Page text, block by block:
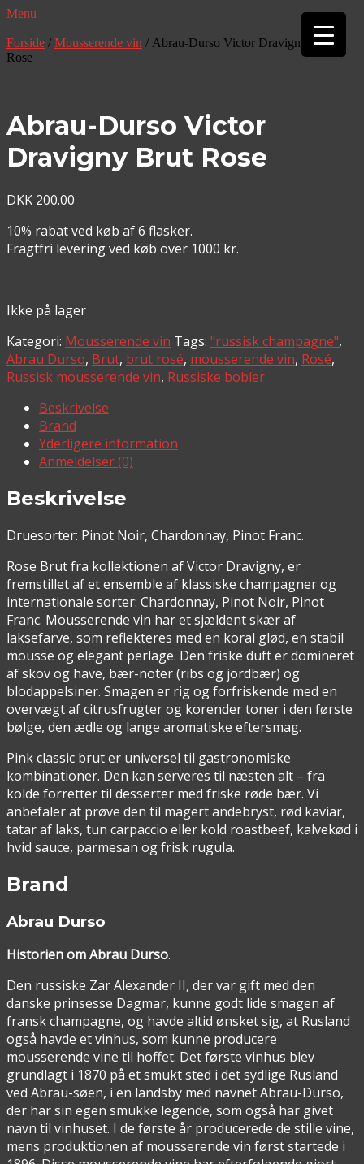
Menu
Forside / Mousserende vin / Abrau-Durso Victor Dravigny Brut
Rose
Abrau-Durso Victor
Dravigny Brut Rose
DKK 200.00
10% rabat ved køb af 6 flasker.
Fragtfri levering ved køb over 1000 kr.
Ikke på lager
Kategori: Mousserende vin Tags: "russisk champagne",
Abrau Durso, Brut, brut rosé, mousserende vin, Rosé,
Russisk mousserende vin, Russiske bobler
Beskrivelse
Brand
Yderligere information
Anmeldelser (0)
Beskrivelse
Druesorter: Pinot Noir, Chardonnay, Pinot Franc.
Rose Brut fra kollektionen af Victor Dravigny, er
fremstillet af et ensemble af klassiske champagner og
internationale sorter: Chardonnay, Pinot Noir, Pinot
Franc. Mousserende vin har et sjældent skær af
laksefarve, som reflekteres med en koral glød, en stabil
mousse og elegant perlage. Den friske duft er domineret
af skov og have, bær-noter (ribs og jordbær) og
blodappelsiner. Smagen er rig og forfriskende med en
overvægt af citrusfrugter og korender toner i den første
bølge, den ædle og lange aromatiske eftersmag.
Pink classic brut er universel til gastronomiske
kombinationer. Den kan serveres til næsten alt – fra
kolde forretter til desserter med friske røde bær. Vi
anbefaler at prøve den til magert andebryst, rød kaviar,
tatar af laks, tun carpaccio eller kold roastbeef, kalvekød i
hvid sauce, parmesan og frisk rugula.
Brand
Abrau Durso
Historien om Abrau Durso.
Den russiske Zar Alexander II, der var gift med den
danske prinsesse Dagmar, kunne godt lide smagen af
fransk champagne, og havde altid ønsket sig, at Rusland
også havde et vinhus, som kunne producere
mousserende vine til hoffet. Det første vinhus blev
grundlagt i 1870 på et smukt sted i det sydlige Rusland
ved Abrau-søen, i en landsby med navnet Abrau-Durso,
der har sin egen smukke legende, som også har givet
navn til vinhuset. I de første år producerede de stille vine,
mens produktionen af mousserende vin først startede i
▼
▼